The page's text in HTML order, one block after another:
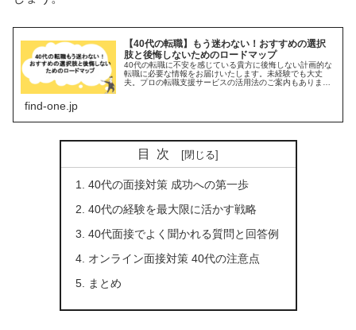
【40代の転職】もう迷わない！おすすめの選択
肢と後悔しないためのロードマップ
40代の転職に不安を感じている貴方に後悔しない計画的な
転職に必要な情報をお届けいたします。未経験でも大丈
夫。プロの転職支援サービスの活用法のご案内もありま
find-one.jp
目次
40代の面接対策 成功への第一歩
40代の経験を最大限に活かす戦略
40代面接でよく聞かれる質問と回答例
オンライン面接対策 40代の注意点
まとめ